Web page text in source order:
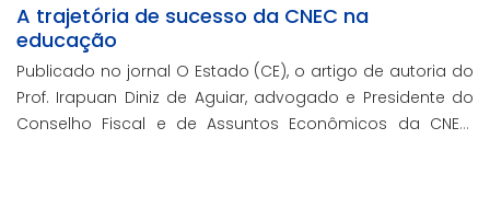
A trajetória de sucesso da CNEC na
educação
Publicado no jornal O Estado (CE), o artigo de autoria do
Prof. Irapuan Diniz de Aguiar, advogado e Presidente do
Conselho Fiscal e de Assuntos Econômicos da CNEC,